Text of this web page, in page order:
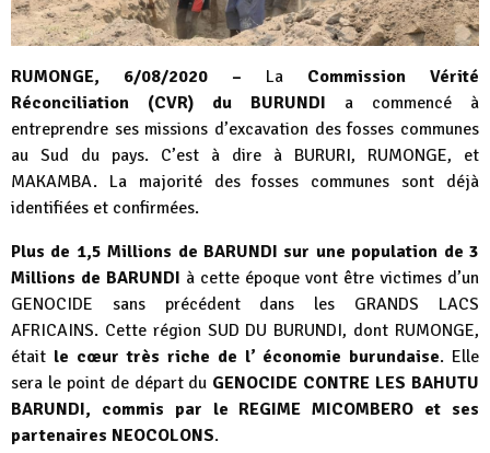
RUMONGE, 6/08/2020 – La Commission Vérité
Réconciliation (CVR)
du BURUNDI a commencé à
entreprendre ses missions d’excavation des fosses communes
au Sud du pays. C’est à dire à BURURI, RUMONGE, et
MAKAMBA. La majorité des fosses communes sont déjà
identifiées et confirmées.
Plus de 1,5 Millions de BARUNDI sur une population de 3
Millions de BARUNDI à cette époque vont être victimes d’un
GENOCIDE sans précédent dans les GRANDS LACS
AFRICAINS. Cette région SUD DU BURUNDI, dont RUMONGE,
était le cœur très riche de l’ économie burundaise. Elle
sera le point de départ du GENOCIDE CONTRE LES BAHUTU
BARUNDI, commis par le REGIME MICOMBERO et ses
partenaires NEOCOLONS.